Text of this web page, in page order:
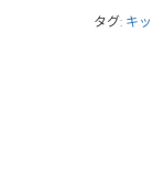
タグ: キ